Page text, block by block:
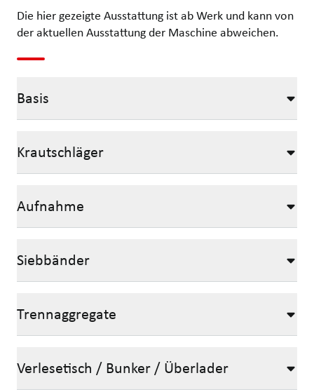
Die hier gezeigte Ausstattung ist ab Werk und kann von
der aktuellen Ausstattung der Maschine abweichen.
Basis
Krautschläger
Aufnahme
Siebbänder
Trennaggregate
Verlesetisch / Bunker / Überlader